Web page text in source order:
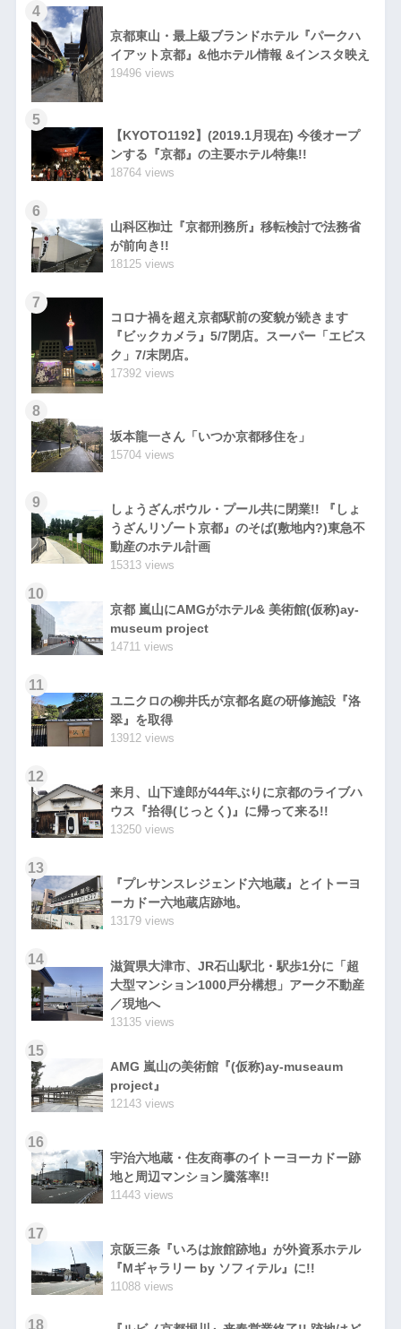
4
京都東山・最上級ブランドホテル『パークハ
イアット京都』&他ホテル情報 &インスタ映え
19496 views
5
【KYOTO1192】(2019.1月現在) 今後オープ
ンする『京都』の主要ホテル特集!!
18764 views
6
山科区椥辻『京都刑務所』移転検討で法務省
が前向き!!
18125 views
7
コロナ禍を超え京都駅前の変貌が続きます
『ビックカメラ』5/7閉店。スーパー「エビス
ク」7/末閉店。
17392 views
8
坂本龍一さん「いつか京都移住を」
15704 views
9
しょうざんボウル・プール共に閉業!! 『しょ
うざんリゾート京都』のそば(敷地内?)東急不
動産のホテル計画
15313 views
10
京都 嵐山にAMGがホテル& 美術館(仮称)ay-
museum project
14711 views
11
ユニクロの柳井氏が京都名庭の研修施設『洛
翠』を取得
13912 views
12
来月、山下達郎が44年ぶりに京都のライブハ
ウス『拾得(じっとく)』に帰って来る!!
13250 views
13
『プレサンスレジェンド六地蔵』とイトーヨ
ーカドー六地蔵店跡地。
13179 views
14
滋賀県大津市、JR石山駅北・駅歩1分に「超
大型マンション1000戸分構想」アーク不動産
／現地へ
13135 views
15
AMG 嵐山の美術館『(仮称)ay-museaum
project』
12143 views
16
宇治六地蔵・住友商事のイトーヨーカドー跡
地と周辺マンション騰落率!!
11443 views
17
京阪三条『いろは旅館跡地』が外資系ホテル
『Mギャラリー by ソフィテル』に!!
11088 views
18